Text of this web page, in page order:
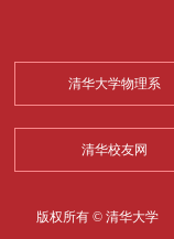
清华大学物理系
清华校友网
版权所有 © 清华大学